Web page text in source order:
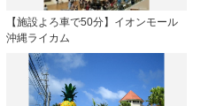
【施設よろ車で50分】イオンモール
沖縄ライカム